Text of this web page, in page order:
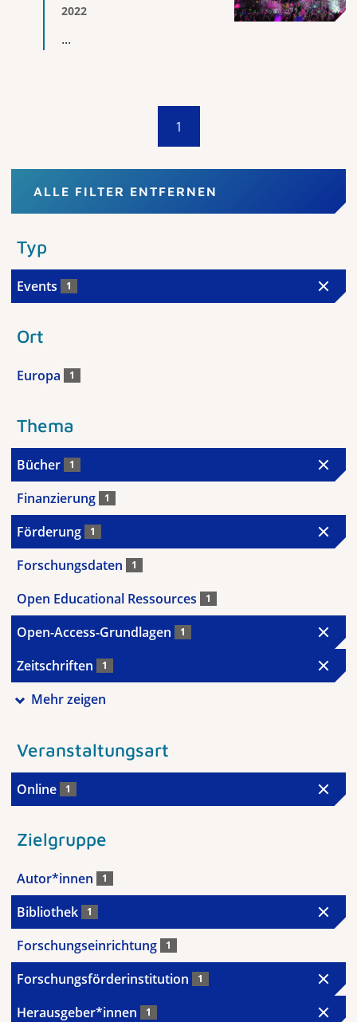
2022
...
1
ALLE FILTER ENTFERNEN
Typ
Events 1
Ort
Europa 1
Thema
Bücher 1
Finanzierung 1
Förderung 1
Forschungsdaten 1
Open Educational Ressources 1
Open-Access-Grundlagen 1
Zeitschriften 1
Mehr zeigen
Veranstaltungsart
Online 1
Zielgruppe
Autor*innen 1
Bibliothek 1
Forschungseinrichtung 1
Forschungsförderinstitution 1
Herausgeber*innen 1